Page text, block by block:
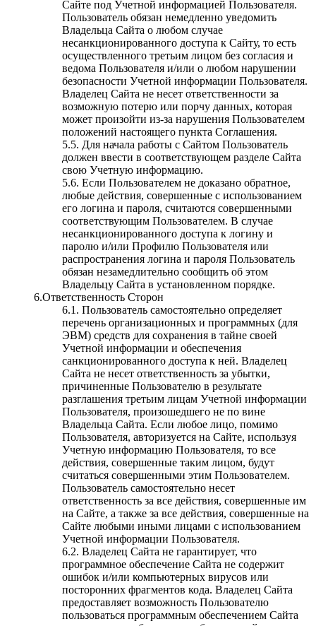
Сайте под Учетной информацией Пользователя.
Пользователь обязан немедленно уведомить
Владельца Сайта о любом случае
несанкционированного доступа к Сайту, то есть
осуществленного третьим лицом без согласия и
ведома Пользователя и/или о любом нарушении
безопасности Учетной информации Пользователя.
Владелец Сайта не несет ответственности за
возможную потерю или порчу данных, которая
может произойти из-за нарушения Пользователем
положений настоящего пункта Соглашения.
5.5. Для начала работы с Сайтом Пользователь
должен ввести в соответствующем разделе Сайта
свою Учетную информацию.
5.6. Если Пользователем не доказано обратное,
любые действия, совершенные с использованием
его логина и пароля, считаются совершенными
соответствующим Пользователем. В случае
несанкционированного доступа к логину и
паролю и/или Профилю Пользователя или
распространения логина и пароля Пользователь
обязан незамедлительно сообщить об этом
Владельцу Сайта в установленном порядке.
6.Ответственность Сторон
6.1. Пользователь самостоятельно определяет
перечень организационных и программных (для
ЭВМ) средств для сохранения в тайне своей
Учетной информации и обеспечения
санкционированного доступа к ней. Владелец
Сайта не несет ответственность за убытки,
причиненные Пользователю в результате
разглашения третьим лицам Учетной информации
Пользователя, произошедшего не по вине
Владельца Сайта. Если любое лицо, помимо
Пользователя, авторизуется на Сайте, используя
Учетную информацию Пользователя, то все
действия, совершенные таким лицом, будут
считаться совершенными этим Пользователем.
Пользователь самостоятельно несет
ответственность за все действия, совершенные им
на Сайте, а также за все действия, совершенные на
Сайте любыми иными лицами с использованием
Учетной информации Пользователя.
6.2. Владелец Сайта не гарантирует, что
программное обеспечение Сайта не содержит
ошибок и/или компьютерных вирусов или
посторонних фрагментов кода. Владелец Сайта
предоставляет возможность Пользователю
пользоваться программным обеспечением Сайта